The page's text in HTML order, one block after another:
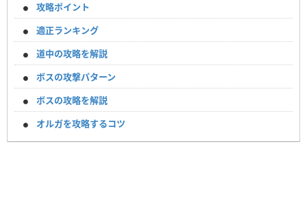
攻略ポイント
適正ランキング
道中の攻略を解説
ボスの攻撃パターン
ボスの攻略を解説
オルガを攻略するコツ